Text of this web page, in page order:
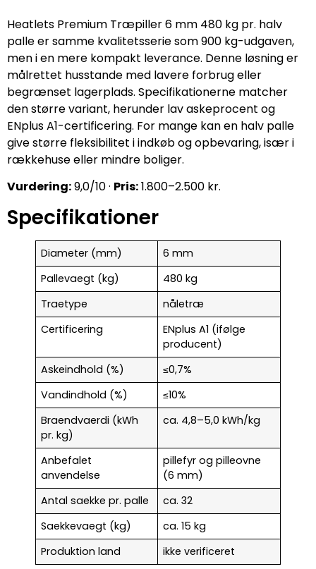
Heatlets Premium Træpiller 6 mm 480 kg pr. halv
palle er samme kvalitetsserie som 900 kg-udgaven,
men i en mere kompakt leverance. Denne løsning er
målrettet husstande med lavere forbrug eller
begrænset lagerplads. Specifikationerne matcher
den større variant, herunder lav askeprocent og
ENplus A1-certificering. For mange kan en halv palle
give større fleksibilitet i indkøb og opbevaring, især i
rækkehuse eller mindre boliger.
Vurdering:9,0/10 · Pris:1.800–2.500 kr.
Specifikationer
Diameter (mm)
6 mm
Pallevaegt (kg)
480 kg
Traetype
nåletræ
Certificering
ENplus A1 (ifølge
producent)
Askeindhold (%)
≤0,7%
Vandindhold (%)
≤10%
Braendvaerdi (kWh
pr. kg)
ca. 4,8–5,0 kWh/kg
Anbefalet
anvendelse
pillefyr og pilleovne
(6 mm)
Antal saekke pr. palle
ca. 32
Saekkevaegt (kg)
ca. 15 kg
Produktion land
ikke verificeret